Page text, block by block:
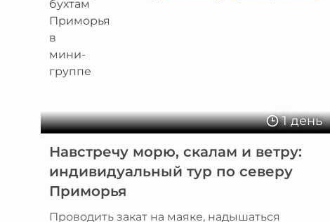
1 день
Навстречу морю, скалам и ветру:
индивидуальный тур по северу
Приморья
Проводить закат на маяке, надышаться